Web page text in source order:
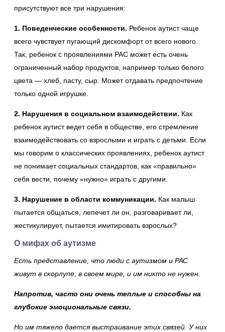
присутствуют все три нарушения:
1. Поведенческие особенности. Ребенок аутист чаще
всего чувствует пугающий дискомфорт от всего нового.
Так, ребенок с проявлениями РАС может есть очень
ограниченный набор продуктов, например только белого
цвета — хлеб, пасту, сыр. Может отдавать предпочтение
только одной игрушке.
2. Нарушения в социальном взаимодействии. Как
ребенок аутист ведет себя в обществе, его стремление
взаимодействовать со взрослыми и играть с детьми. Если
мы говорим о классических проявлениях, ребенок аутист
не понимает социальных стандартов, как «правильно»
себя вести, почему «нужно» играть с другими.
3. Нарушение в области коммуникации. Как малыш
пытается общаться, лепечет ли он, разговаривает ли,
жестикулирует, пытается имитировать взрослых?
О мифах об аутизме
Есть представление, что люди с аутизмом и РАС
живут в скорлупе, в своем мире, и им никто не нужен.
Напротив, часто они очень теплые и способны на
глубокие эмоциональные связи.
Но им тяжело дается выстраивание этих связей. У них